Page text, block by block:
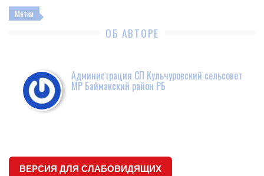
Метки
ОБ АВТОРЕ
Администрация СП Кульчуровский сельсовет
МР Баймакский район РБ
ВЕРСИЯ ДЛЯ СЛАБОВИДЯЩИХ